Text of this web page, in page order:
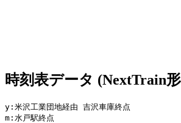
時刻表データ (NextTrain
y:米沢工業団地経由 吉沢車庫終点
m:水戸駅終点